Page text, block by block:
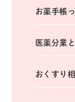
お薬手帳
医薬分業
おくすり